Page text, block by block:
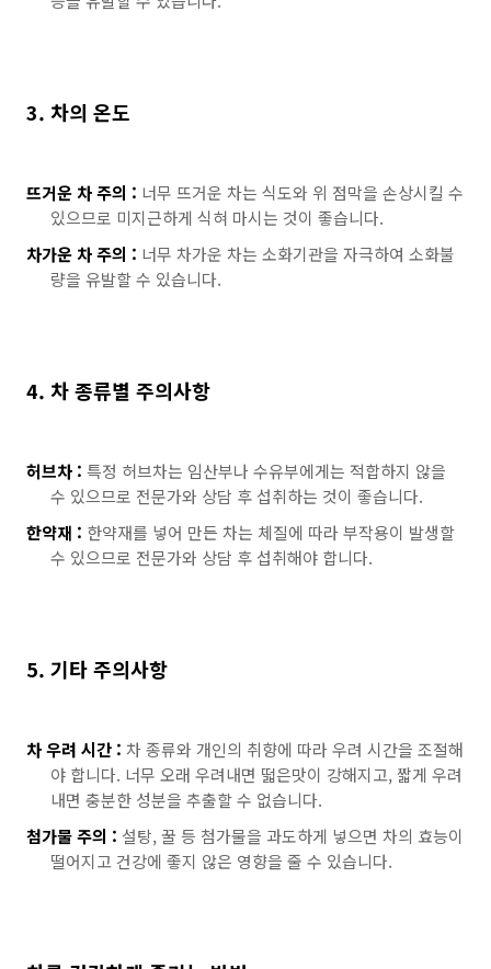
3. 차의 온도
뜨거운 차 주의 : 너무 뜨거운 차는 식도와 위 점막을 손상시킬 수
있으므로 미지근하게 식혀 마시는 것이 좋습니다.
차가운 차 주의 : 너무 차가운 차는 소화기관을 자극하여 소화불
량을 유발할 수 있습니다.
4. 차 종류별 주의사항
허브차 : 특정 허브차는 임산부나 수유부에게는 적합하지 않을
수 있으므로 전문가와 상담 후 섭취하는 것이 좋습니다.
한약재 : 한약재를 넣어 만든 차는 체질에 따라 부작용이 발생할
수 있으므로 전문가와 상담 후 섭취해야 합니다.
5. 기타 주의사항
차 우려 시간 : 차 종류와 개인의 취향에 따라 우려 시간을 조절해
야 합니다. 너무 오래 우려내면 떫은맛이 강해지고, 짧게 우려
내면 충분한 성분을 추출할 수 없습니다.
첨가물 주의 : 설탕, 꿀 등 첨가물을 과도하게 넣으면 차의 효능이
떨어지고 건강에 좋지 않은 영향을 줄 수 있습니다.